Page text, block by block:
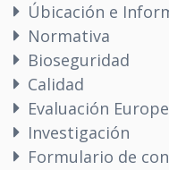
Úbicación e
Normativa
Bioseguridad
Calidad
Evaluación
Investigación
Formulario de